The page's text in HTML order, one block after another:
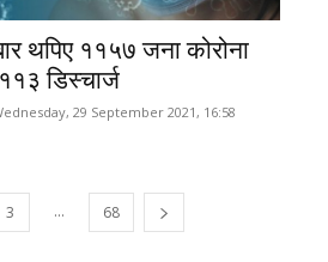
थपिए ११५७ जना कोरोना
डिस्चार्ज
29 September 2021, 16:58
3 ... 68